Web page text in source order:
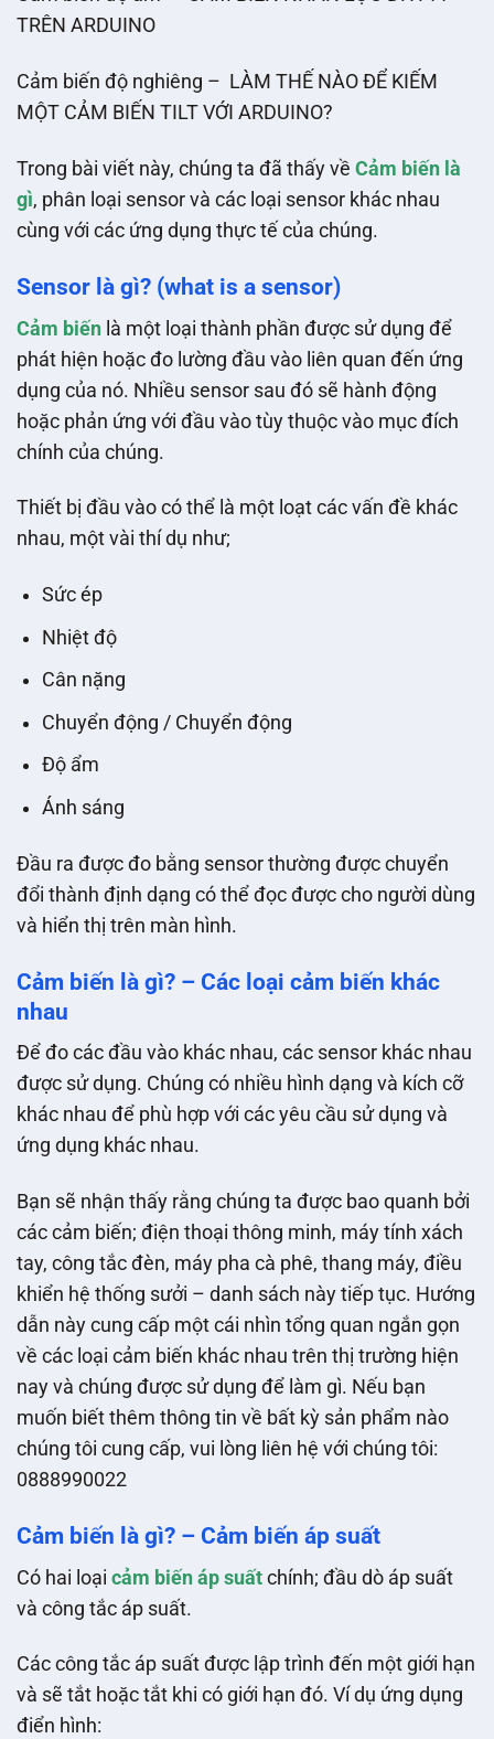
TRÊN ARDUINO
Cảm biến độ nghiêng – LÀM THẾ NÀO ĐỂ KIẾM
MỘT CẢM BIẾN TILT VỚI ARDUINO?
Trong bài viết này, chúng ta đã thấy về Cảm biến là
gì, phân loại sensor và các loại sensor khác nhau
cùng với các ứng dụng thực tế của chúng.
Sensor là gì? (what is a sensor)
Cảm biến là một loại thành phần được sử dụng để
phát hiện hoặc đo lường đầu vào liên quan đến ứng
dụng của nó. Nhiều sensor sau đó sẽ hành động
hoặc phản ứng với đầu vào tùy thuộc vào mục đích
chính của chúng.
Thiết bị đầu vào có thể là một loạt các vấn đề khác
nhau, một vài thí dụ như;
Sức ép
Nhiệt độ
Cân nặng
Chuyển động / Chuyển động
Độ ẩm
Ánh sáng
Đầu ra được đo bằng sensor thường được chuyển
đổi thành định dạng có thể đọc được cho người dùng
và hiển thị trên màn hình.
Cảm biến là gì? – Các loại cảm biến khác
nhau
Để đo các đầu vào khác nhau, các sensor khác nhau
được sử dụng. Chúng có nhiều hình dạng và kích cỡ
khác nhau để phù hợp với các yêu cầu sử dụng và
ứng dụng khác nhau.
Bạn sẽ nhận thấy rằng chúng ta được bao quanh bởi
các cảm biến; điện thoại thông minh, máy tính xách
tay, công tắc đèn, máy pha cà phê, thang máy, điều
khiển hệ thống sưởi – danh sách này tiếp tục. Hướng
dẫn này cung cấp một cái nhìn tổng quan ngắn gọn
về các loại cảm biến khác nhau trên thị trường hiện
nay và chúng được sử dụng để làm gì. Nếu bạn
muốn biết thêm thông tin về bất kỳ sản phẩm nào
chúng tôi cung cấp, vui lòng liên hệ với chúng tôi:
0888990022
Cảm biến là gì? – Cảm biến áp suất
Có hai loại cảm biến áp suất chính; đầu dò áp suất
và công tắc áp suất.
Các công tắc áp suất được lập trình đến một giới hạn
và sẽ tắt hoặc tắt khi có giới hạn đó. Ví dụ ứng dụng
điển hình: